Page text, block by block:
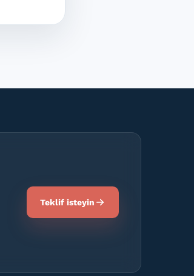
Teklif isteyin